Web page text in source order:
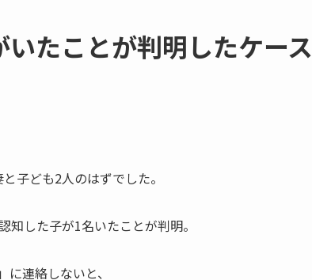
たことが​判明した​ケース
子ども2人のはずでした。
知した子が1名いたことが判明。
連絡しないと、